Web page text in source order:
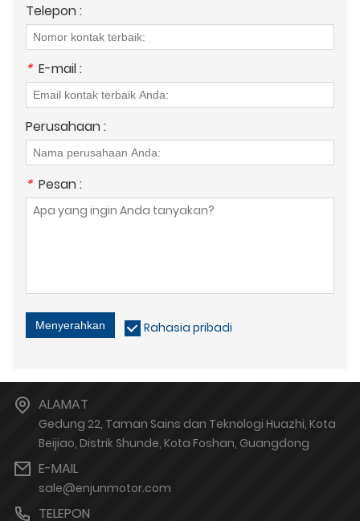
Telepon :
* E-mail :
Perusahaan :
* Pesan :
Menyerahkan Rahasia pribadi
ALAMAT
Gedung 22, Taman Sains dan Teknologi Huazhi, Kota
Beijiao, Distrik Shunde, Kota Foshan, Guangdong
E-MAIL
sale@enjunmotor.com
TELEPON